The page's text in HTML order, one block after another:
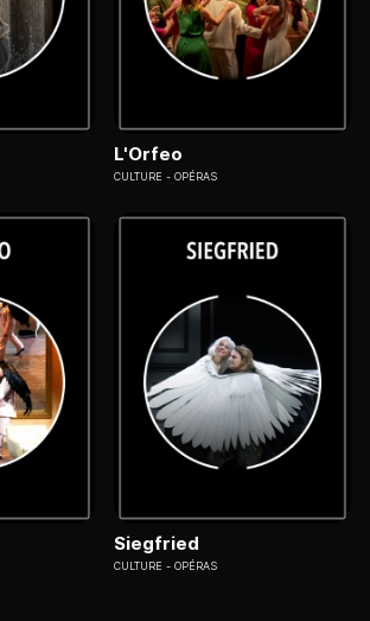
L'Orfeo
CULTURE OPÉRAS
Siegfried
CULTURE OPÉRAS